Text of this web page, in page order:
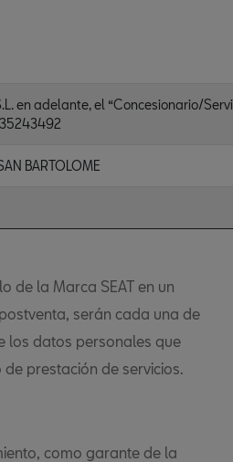
en adelante, el “Concesionario/
BARTOLOME
de la Marca SEAT en un
serán cada una de
los datos personales que
prestación de servicios.
como garante de la